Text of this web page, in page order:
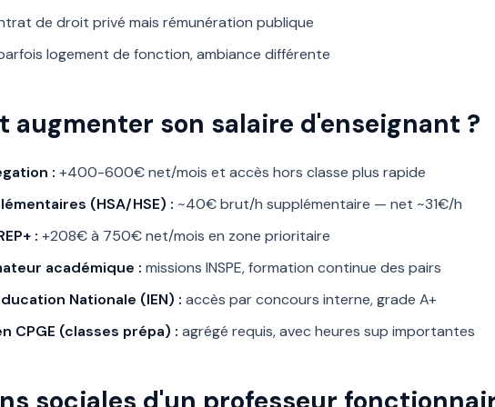
de droit privé mais rémunération publique
logement de fonction, ambiance différente
augmenter son salaire d'enseignant ?
: +400-600€ net/mois et accès hors classe plus rapide
(HSA/HSE) : ~40€ brut/h supplémentaire — net ~31€/h
: +208€ à 750€ net/mois en zone prioritaire
académique : missions INSPE, formation continue des pairs
Nationale (IEN) : accès par concours interne, grade A+
CPGE (classes prépa) : agrégé requis, avec heures sup importantes